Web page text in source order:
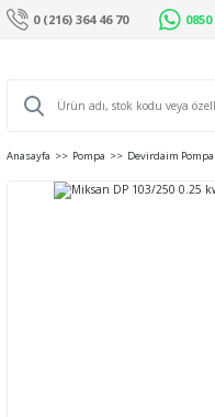
0 (216) 364 46 70
Anasayfa Pompa Devirdaim